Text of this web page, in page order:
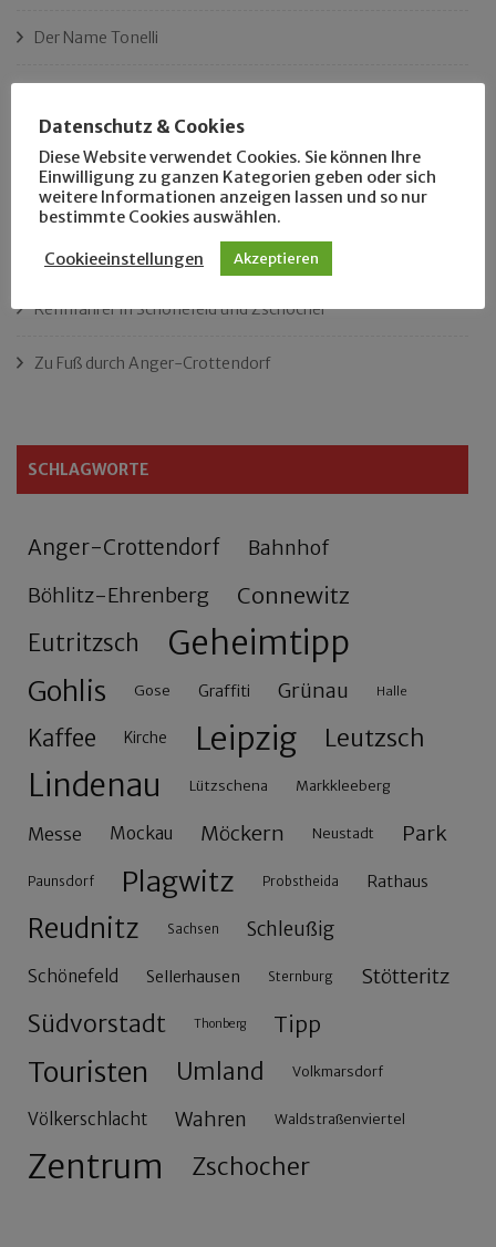
Der Name Tonelli
„Als Hobbyhistoriker bin ich in ganz Leipzig zu Hause“
Das neue Eutritzsch-Buch
Der Leipziger Schmiedetag von 1904
Rennfahrer in Schönefeld und Zschocher
Zu Fuß durch Anger-Crottendorf
SCHLAGWORTE
Anger-Crottendorf Bahnhof
Böhlitz-Ehrenberg Connewitz
Eutritzsch Geheimtipp
Gohlis Gose Graffiti Grünau Halle
Kaffee Kirche Leipzig Leutzsch
Lindenau Lützschena Markkleeberg
Messe Mockau Möckern Neustadt Park
Paunsdorf Plagwitz Probstheida Rathaus
Reudnitz Sachsen Schleußig
Schönefeld Sellerhausen Sternburg Stötteritz
Südvorstadt Thonberg Tipp
Touristen Umland Volkmarsdorf
Völkerschlacht Wahren Waldstraßenviertel
Zentrum Zschocher
Datenschutz & Cookies
Diese Website verwendet Cookies. Sie können Ihre
Einwilligung zu ganzen Kategorien geben oder sich
weitere Informationen anzeigen lassen und so nur
bestimmte Cookies auswählen.
Cookieeinstellungen Akzeptieren